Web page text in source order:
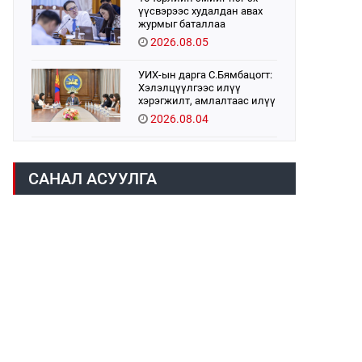
үүсвэрээс худалдан авах
журмыг баталлаа
2026.08.05
УИХ-ын дарга С.Бямбацогт:
Хэлэлцүүлгээс илүү
хэрэгжилт, амлалтаас илүү
бодит үр дүн чухал
2026.08.04
1,439.2 кг үнэт металл
худалдан авлаа
2026.08.05
САНАЛ АСУУЛГА